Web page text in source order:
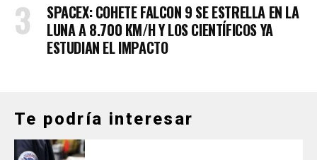
SPACEX: COHETE FALCON 9 SE ESTRELLA EN LA
LUNA A 8.700 KM/H Y LOS CIENTÍFICOS YA
ESTUDIAN EL IMPACTO
Te podría interesar